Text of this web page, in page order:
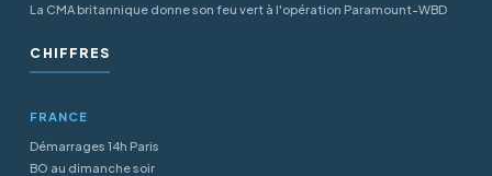
La CMA britannique donne son feu vert à l'opération Paramount-WBD
CHIFFRES
FRANCE
Démarrages 14h Paris
BO au dimanche soir